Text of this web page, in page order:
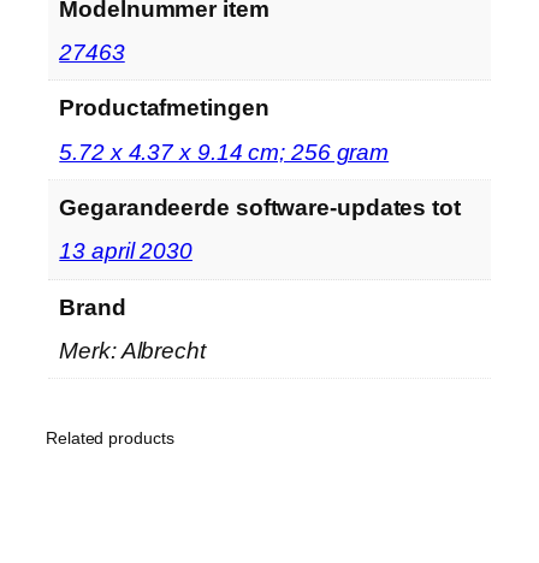
Modelnummer item
‎27463
Productafmetingen
‎5.72 x 4.37 x 9.14 cm; 256 gram
Gegarandeerde software-updates tot
‎13 april 2030
Brand
Merk: Albrecht
Related products